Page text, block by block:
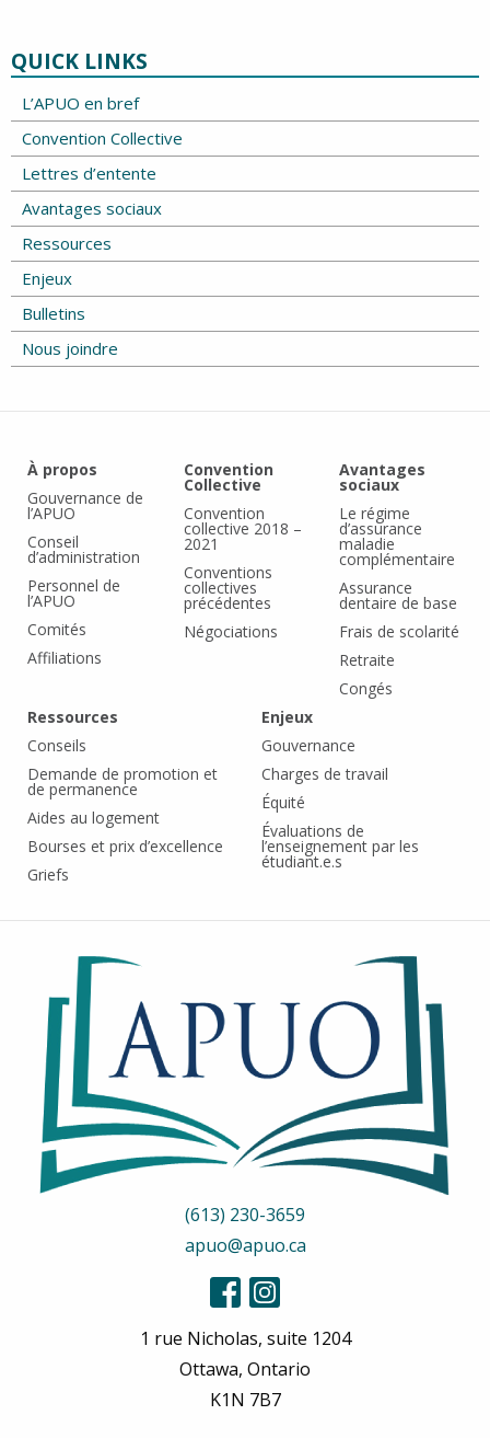
QUICK LINKS
L’APUO en bref
Convention Collective
Lettres d’entente
Avantages sociaux
Ressources
Enjeux
Bulletins
Nous joindre
À propos
Gouvernance de
l’APUO
Conseil
d’administration
Personnel de
l’APUO
Comités
Affiliations
Convention
Collective
Convention
collective 2018 –
2021
Conventions
collectives
précédentes
Négociations
Avantages
sociaux
Le régime
d’assurance
maladie
complémentaire
Assurance
dentaire de base
Frais de scolarité
Retraite
Congés
Ressources
Conseils
Demande de promotion et
de permanence
Aides au logement
Bourses et prix d’excellence
Griefs
Enjeux
Gouvernance
Charges de travail
Équité
Évaluations de
l’enseignement par les
étudiant.e.s
(613) 230-3659
apuo@apuo.ca
1 rue Nicholas, suite 1204
Ottawa, Ontario
K1N 7B7